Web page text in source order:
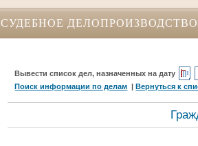
СУДЕБНОЕ ДЕЛОПРОИЗВОДСТВО
Вывести список дел, назначенных на дату
Поиск информации по делам |Вернуться к